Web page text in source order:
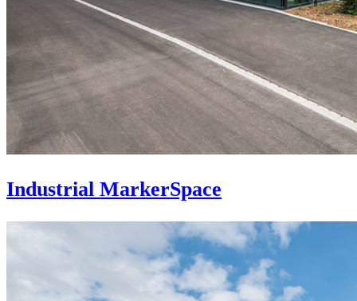
Industrial MarkerSpace